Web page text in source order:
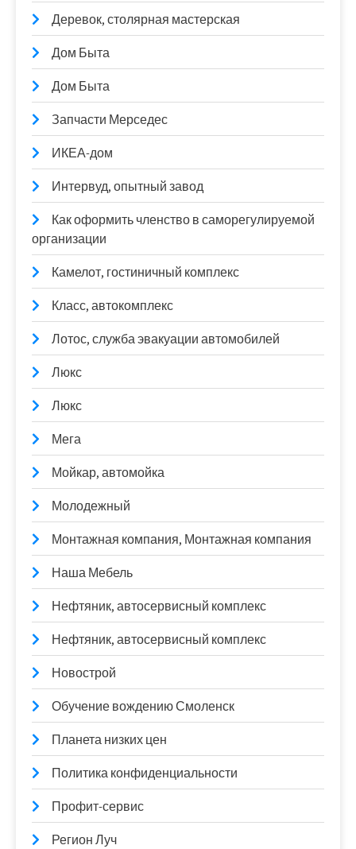
Деревок, столярная мастерская
Дом Быта
Дом Быта
Запчасти Мерседес
ИКЕА-дом
Интервуд, опытный завод
Как оформить членство в саморегулируемой
организации
Камелот, гостиничный комплекс
Класс, автокомплекс
Лотос, служба эвакуации автомобилей
Люкс
Люкс
Мега
Мойкар, автомойка
Молодежный
Монтажная компания, Монтажная компания
Наша Мебель
Нефтяник, автосервисный комплекс
Нефтяник, автосервисный комплекс
Новострой
Обучение вождению Смоленск
Планета низких цен
Политика конфиденциальности
Профит-сервис
Регион Луч